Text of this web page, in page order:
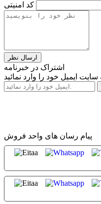
کد امنیتی
اشتراک در خبرنامه
پیام رسان های واحد فروش